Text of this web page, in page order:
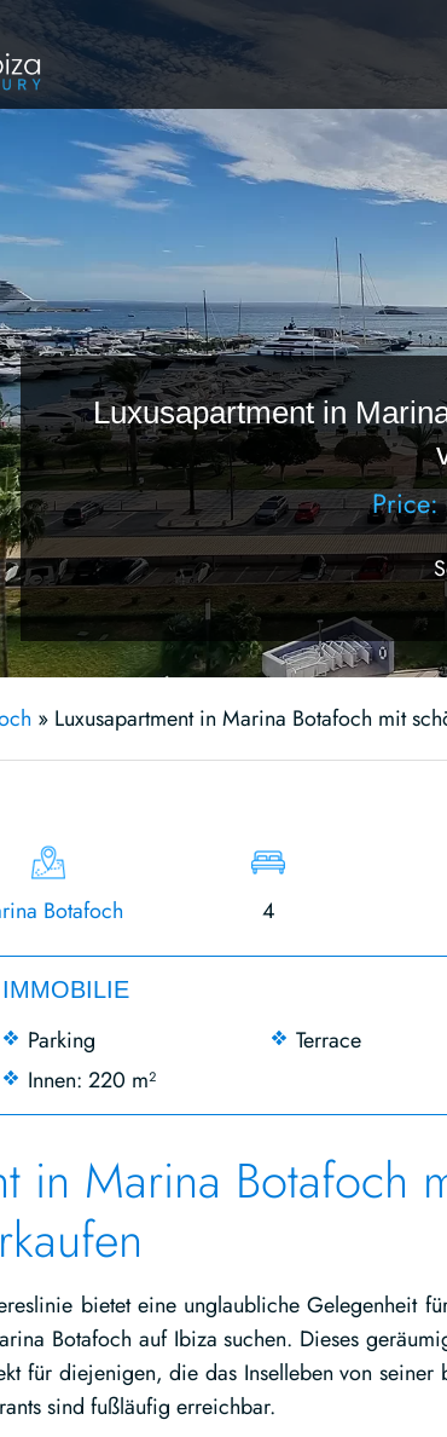
Luxusapartment in
» Luxusapartment in Marina Botafoch mit
Botafoch 4
Parking Terrace
Innen: 220 m²
in Marina Botafoch
bietet eine unglaubliche Gelegenheit
Botafoch auf Ibiza suchen. Dieses
für diejenigen, die das Inselleben von seiner
sind fußläufig erreichbar.